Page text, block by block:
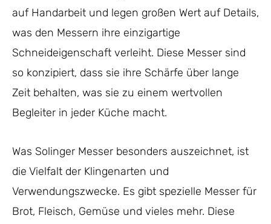
auf Handarbeit und legen großen Wert auf Details,
was den Messern ihre einzigartige
Schneideigenschaft verleiht. Diese Messer sind
so konzipiert, dass sie ihre Schärfe über lange
Zeit behalten, was sie zu einem wertvollen
Begleiter in jeder Küche macht.
Was Solinger Messer besonders auszeichnet, ist
die Vielfalt der Klingenarten und
Verwendungszwecke. Es gibt spezielle Messer für
Brot, Fleisch, Gemüse und vieles mehr. Diese